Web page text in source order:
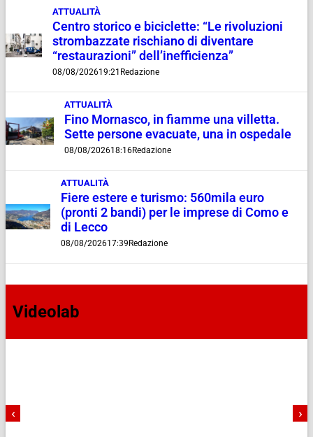
ATTUALITÀ
Centro storico e biciclette: “Le rivoluzioni
strombazzate rischiano di diventare
“restaurazioni” dell’inefficienza”
08/08/202619:21 Redazione
ATTUALITÀ
Fino Mornasco, in fiamme una villetta.
Sette persone evacuate, una in ospedale
08/08/202618:16Redazione
ATTUALITÀ
Fiere estere e turismo: 560mila euro
(pronti 2 bandi) per le imprese di Como e
di Lecco
08/08/202617:39 Redazione
Videolab
‹ ›